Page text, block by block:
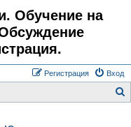
Обучение на
Вход
Регистрация